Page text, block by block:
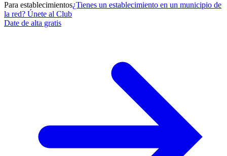
Para establecimientos¿Tienes un establecimiento en un municipio de
la red? Únete al Club
Date de alta gratis